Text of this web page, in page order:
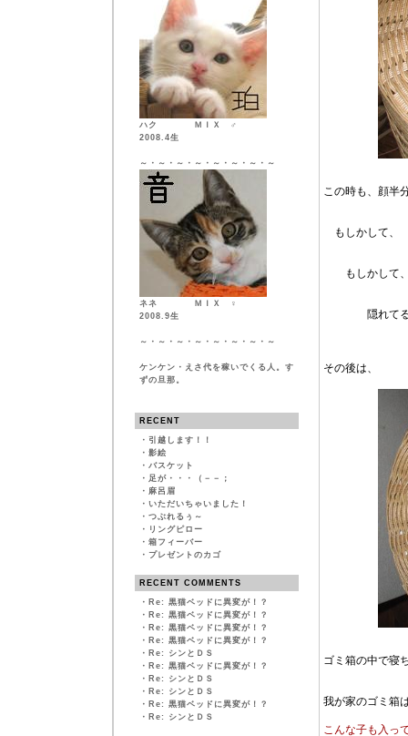
ハク ＭＩＸ ♂
2008.4生
～・～・～・～・～・～・～・～
ネネ ＭＩＸ ♀
2008.9生
～・～・～・～・～・～・～・～
ケンケン・えさ代を稼いでくる人。す
ずの旦那。
RECENT
・ 引越します！！
・ 影絵
・ バスケット
・ 足が・・・（－－；
・ 麻呂眉
・ いただいちゃいました！
・ つぶれるぅ～
・ リングピロー
・ 箱フィーバー
・ プレゼントのカゴ
RECENT COMMENTS
・ Re: 黒猫ベッドに異変が！？
・ Re: 黒猫ベッドに異変が！？
・ Re: 黒猫ベッドに異変が！？
・ Re: 黒猫ベッドに異変が！？
・ Re: シンとＤＳ
・ Re: 黒猫ベッドに異変が！？
・ Re: シンとＤＳ
・ Re: シンとＤＳ
・ Re: 黒猫ベッドに異変が！？
・ Re: シンとＤＳ
この時も、顔半
もしかして、
もしかして
隠れてるつ
その後は、
ゴミ箱の中で寝
我が家のゴミ箱
こんな子も入っ